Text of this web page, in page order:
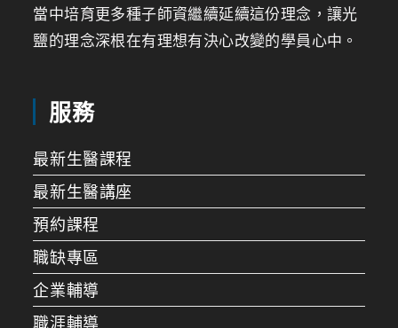
當中培育更多種子師資繼續延續這份理念，讓光
鹽的理念深根在有理想有決心改變的學員心中。
服務
最新生醫課程
最新生醫講座
預約課程
職缺專區
企業輔導
職涯輔導